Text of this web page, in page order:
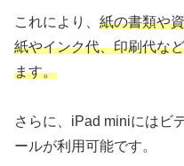
これにより、 紙の書類や
紙やインク代、印刷代な
ます。
さらに、iPad miniにはビ
ールが利用可能です。